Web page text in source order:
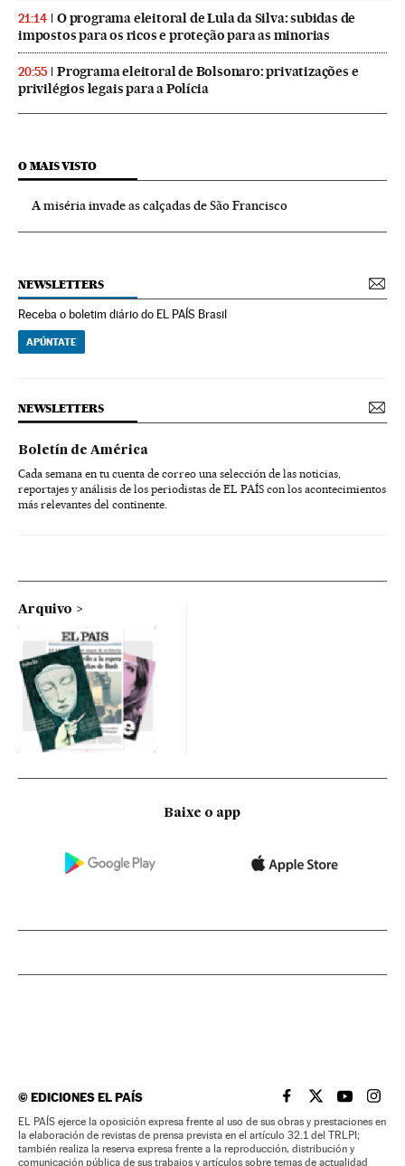
21:14
O programa eleitoral de Lula da Silva: subidas de
impostos para os ricos e proteção para as minorias
20:55
Programa eleitoral de Bolsonaro: privatizações e
privilégios legais para a Polícia
O MAIS VISTO
A miséria invade as calçadas de São Francisco
NEWSLETTERS
Receba o boletim diário do EL PAÍS Brasil
APÚNTATE
NEWSLETTERS
Boletín de América
Cada semana en tu cuenta de correo una selección de las noticias,
reportajes y análisis de los periodistas de EL PAÍS con los acontecimientos
más relevantes del continente.
Arquivo
Baixe o app
©EDICIONES EL PAÍS EL PAÍS BRASIL EN
EL PAÍSEL PAÍS
EL
EL PAÍS ejerce la oposición expresa frente al uso de sus obras y prestaciones en
la elaboración de revistas de prensa prevista en el artículo 32.1 del TRLPI;
también realiza la reserva expresa frente a la reproducción, distribución y
comunicación pública de sus trabajos y artículos sobre temas de actualidad